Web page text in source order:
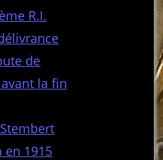
R.I.
de
la fin
en 1915